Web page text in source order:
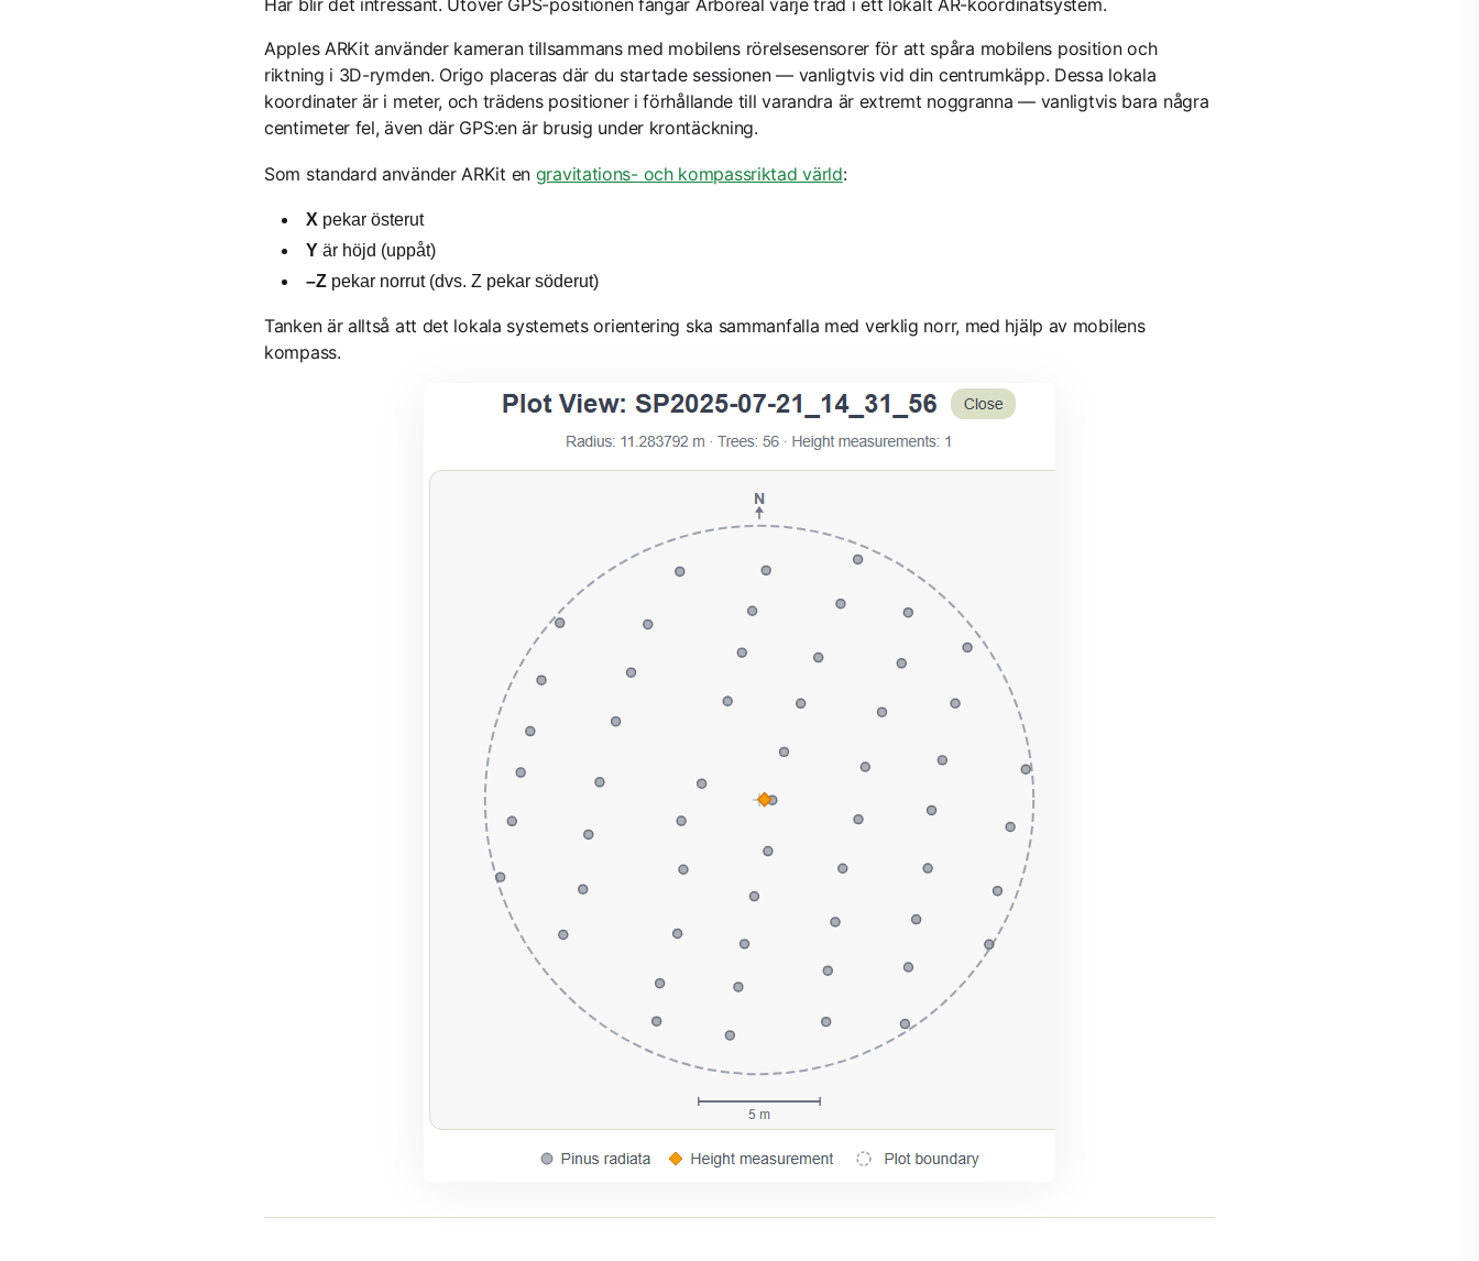
Här blir det intressant. Utöver GPS-positionen fångar Arboreal varje träd i ett lokalt AR-koordinatsystem.
Apples ARKit använder kameran tillsammans med mobilens rörelsesensorer för att spåra mobilens position och
riktning i 3D-rymden. Origo placeras där du startade sessionen — vanligtvis vid din centrumkäpp. Dessa lokala
koordinater är i meter, och trädens positioner i förhållande till varandra är extremt noggranna — vanligtvis bara några
centimeter fel, även där GPS:en är brusig under krontäckning.
Som standard använder ARKit en gravitations- och kompassriktad värld:
X pekar österut
Y är höjd (uppåt)
–Z pekar norrut (dvs. Z pekar söderut)
Tanken är alltså att det lokala systemets orientering ska sammanfalla med verklig norr, med hjälp av mobilens
kompass.